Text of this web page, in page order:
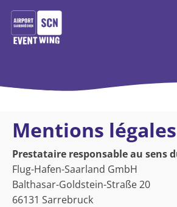
Mentions légales
Prestataire responsable au sens
Flug-Hafen-Saarland GmbH
Balthasar-Goldstein-Straße 20
66131 Sarrebruck